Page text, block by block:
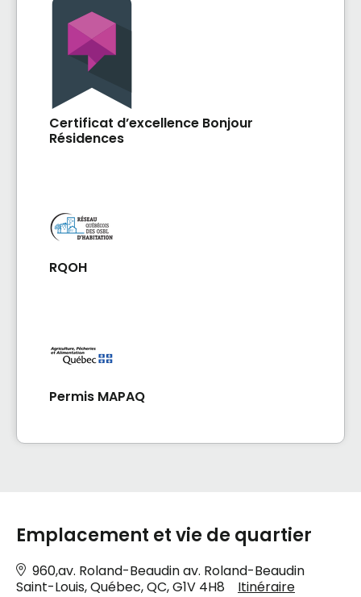
porté par La Bouée, une société acheteuse à
but non lucratif qui a pour mission de
préserver et de développer le parc
immobilier collectif pour améliorer les
conditions d'habitation des personnes à faible
ou moyen revenu, certaines ayant des besoins
particuliers. Dans chaque projet, une attention
particulière est portée sur les innovations
de glaces voisin pour chauffer et climatiser
tout le bâtiment, incluant votre futur
Certificat d’excellence Bonjour
Résidences
RQOH
Permis MAPAQ
Emplacement et vie de quartier
960,av. Roland-Beaudin av. Roland-Beaudin
Saint-Louis, Québec, QC, G1V 4H8
Itinéraire